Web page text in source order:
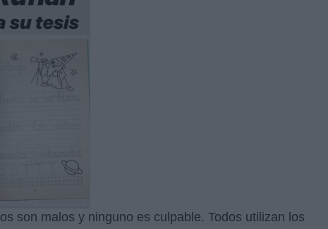
son malos y ninguno es culpable. Todos utilizan los